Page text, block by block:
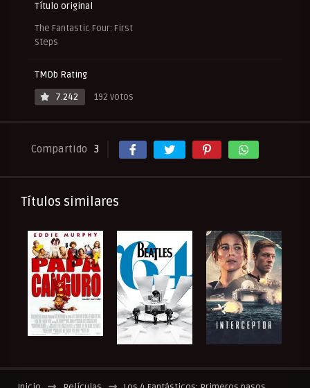
Título original
The Fantastic Four: First
Steps
TMDb Rating
7.242
192 votos
Compartido 3
Títulos similares